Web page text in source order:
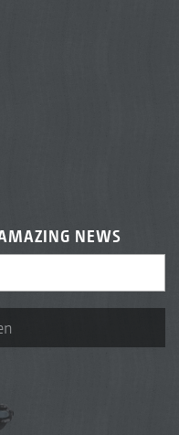
NEWS